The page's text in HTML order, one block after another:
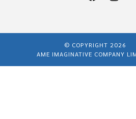
© COPYRIGHT 2026
AME IMAGINATIVE COMPANY